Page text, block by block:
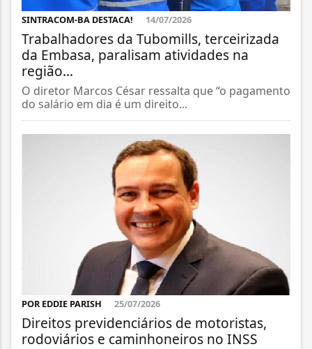
SINTRACOM-BA DESTACA! 14/07/2026
Trabalhadores da Tubomills, terceirizada
da Embasa, paralisam atividades na
região...
O diretor Marcos César ressalta que “o pagamento
do salário em dia é um direito...
POR EDDIE PARISH 25/07/2026
Direitos previdenciários de motoristas,
rodoviários e caminhoneiros no INSS